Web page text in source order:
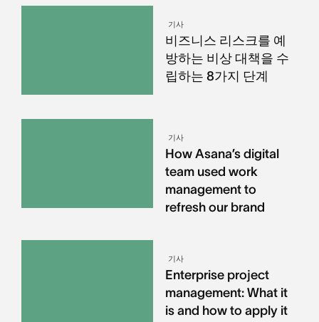
기사
비즈니스 리스크를 예
방하는 비상 대책을 수
립하는 8가지 단계
기사
How Asana’s digital
team used work
management to
refresh our brand
기사
Enterprise project
management: What it
is and how to apply it